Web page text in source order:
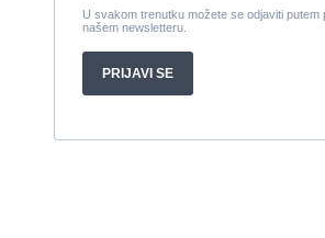
Cijena:27.000 EUR
1998, 19 x 5 m, Volvo penta 306ks
M/B San snova